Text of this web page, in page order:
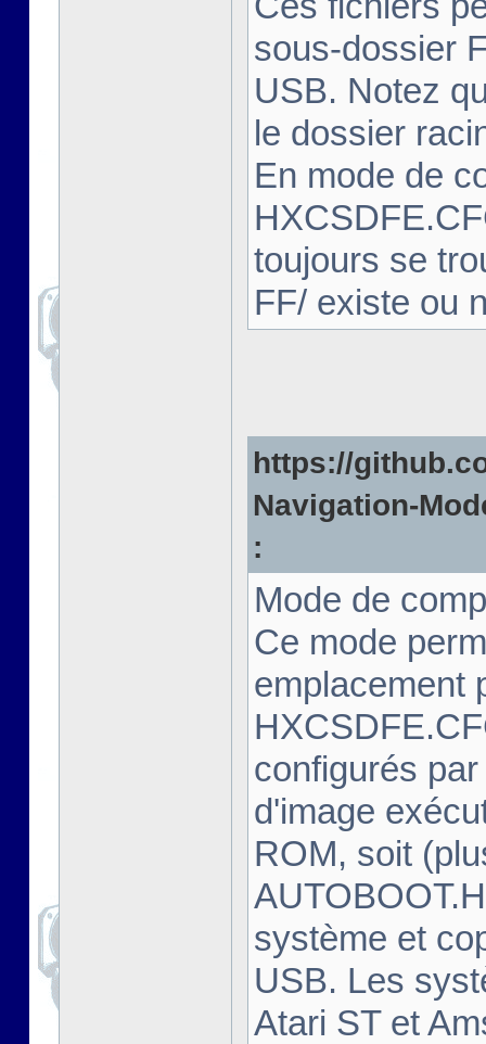
sous-dossier
USB. Notez
le dossier
En mode de
toujours se
FF/ existe ou
https://
Navigation-
:
Mode de
Ce mode
emplacement
configurés
d'image
ROM, soit
système et
USB. Les
Atari ST et